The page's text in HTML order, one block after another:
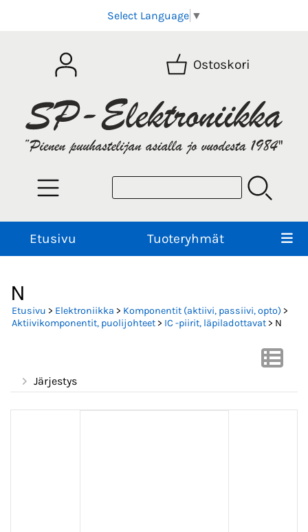
Select Language ▼
Ostoskori
Etusivu Tuoteryhmät
N
Etusivu > Elektroniikka > Komponentit (aktiivi, passiivi, opto) >
Aktiivikomponentit, puolijohteet> IC -piirit, läpiladottavat> N
Järjestys